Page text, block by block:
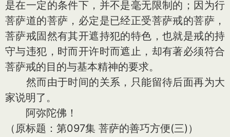
是在一定的条件下，并不是毫无限制的；因为行
菩萨道的菩萨，必定是已经正受菩萨戒的菩萨，
菩萨戒固然有其开遮持犯的特色，也就是戒的持
守与违犯，时而开许时而遮止，却有著必须符合
菩萨戒的目的与基本精神的要求。
然而由于时间的关系，只能留待后面再为大
家说明了。
阿弥陀佛！
（原标题：第097集 菩萨的善巧方便(三)）